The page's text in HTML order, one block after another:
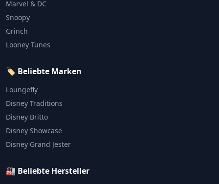
Marvel & DC
Snoopy
Grinch
Looney Tunes
🏷️ Beliebte Marken
Loungefly
Disney Traditions
Disney Britto
Disney Showcase
Disney Grand Jester
🏭 Beliebte Hersteller